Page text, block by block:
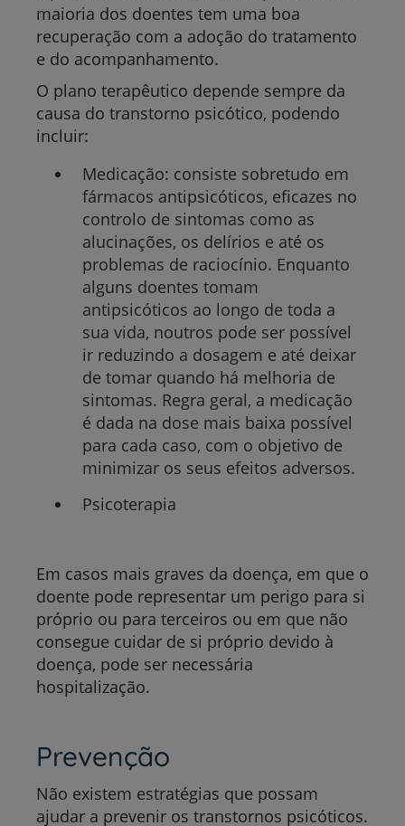
maioria dos doentes tem uma boa
recuperação com a adoção do tratamento
e do acompanhamento.
O plano terapêutico depende sempre da
causa do transtorno psicótico, podendo
incluir:
Medicação: consiste sobretudo em
fármacos antipsicóticos, eficazes no
controlo de sintomas como as
alucinações, os delírios e até os
problemas de raciocínio. Enquanto
alguns doentes tomam
antipsicóticos ao longo de toda a
sua vida, noutros pode ser possível
ir reduzindo a dosagem e até deixar
de tomar quando há melhoria de
sintomas. Regra geral, a medicação
é dada na dose mais baixa possível
para cada caso, com o objetivo de
minimizar os seus efeitos adversos.
Psicoterapia
Em casos mais graves da doença, em que o
doente pode representar um perigo para si
próprio ou para terceiros ou em que não
consegue cuidar de si próprio devido à
doença, pode ser necessária
hospitalização.
Prevenção
Não existem estratégias que possam
ajudar a prevenir os transtornos psicóticos.